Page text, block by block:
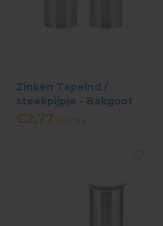
Zinken Tapeind /
steekpijpje - Bakgoot
€2,77 Incl. btw